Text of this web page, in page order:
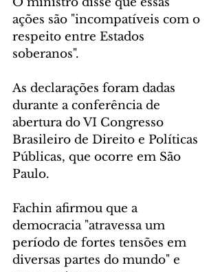
ações são "incompatíveis com o
respeito entre Estados
soberanos".
As declarações foram dadas
durante a conferência de
abertura do VI Congresso
Brasileiro de Direito e Políticas
Públicas, que ocorre em São
Paulo.
Fachin afirmou que a
democracia "atravessa um
período de fortes tensões em
diversas partes do mundo" e